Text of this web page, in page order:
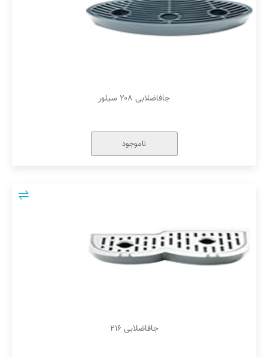
جافاضلابی ۲۰۸ سیلور
ناموجود
جافاضلابی ۲۱۶